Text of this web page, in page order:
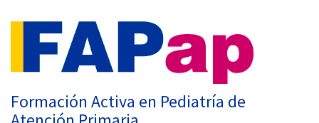
Formación Activa en Pediatría de